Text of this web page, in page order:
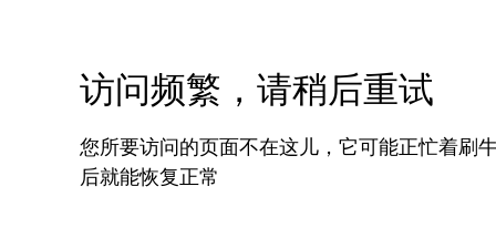
访问频繁，请稍后重试
您所要访问的页面不在这儿，它可能正忙着刷
后就能恢复正常